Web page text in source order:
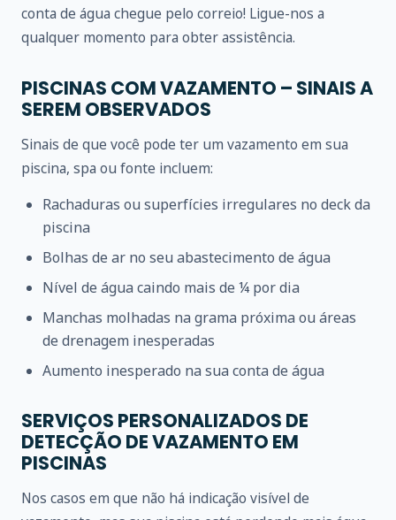
conta de água chegue pelo correio! Ligue-nos a
qualquer momento para obter assistência.
PISCINAS COM VAZAMENTO – SINAIS A
SEREM OBSERVADOS
Sinais de que você pode ter um vazamento em sua
piscina, spa ou fonte incluem:
Rachaduras ou superfícies irregulares no deck da
piscina
Bolhas de ar no seu abastecimento de água
Nível de água caindo mais de ¼ por dia
Manchas molhadas na grama próxima ou áreas
de drenagem inesperadas
Aumento inesperado na sua conta de água
SERVIÇOS PERSONALIZADOS DE
DETECÇÃO DE VAZAMENTO EM
PISCINAS
Nos casos em que não há indicação visível de